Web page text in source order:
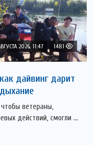
2026, 11:47 1481
дайвинг дарит
ветераны,
действий, смогли ...